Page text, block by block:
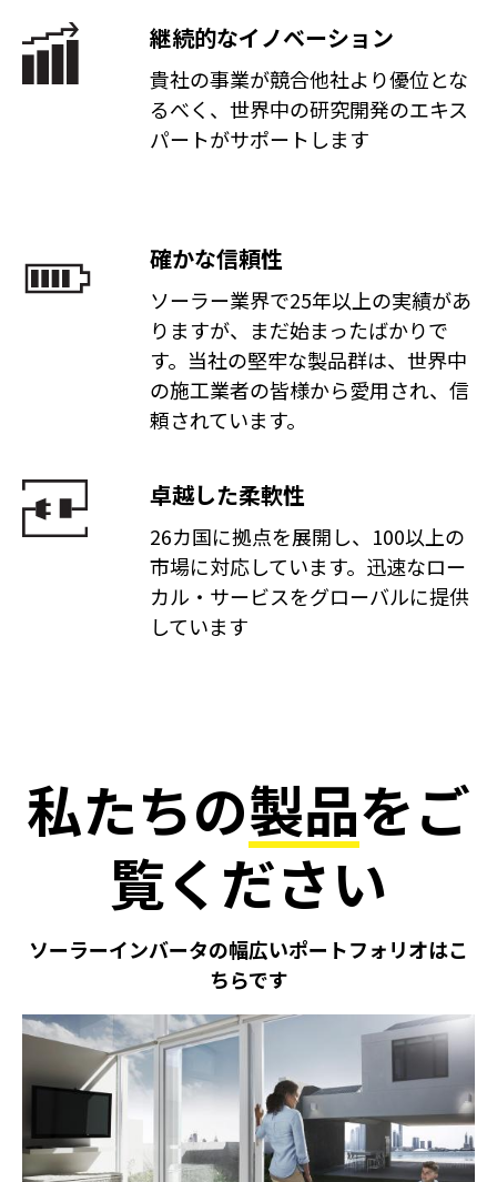
継続的なイノベーション
貴社の事業が競合他社より優位とな
るべく、世界中の研究開発のエキス
パートがサポートします
確かな信頼性
ソーラー業界で25年以上の実績があ
りますが、まだ始まったばかりで
す。当社の堅牢な製品群は、世界中
の施工業者の皆様から愛用され、信
頼されています。
卓越した柔軟性
26カ国に拠点を展開し、100以上の
市場に対応しています。迅速なロー
カル・サービスをグローバルに提供
しています
私たちの製品をご
覧ください
ソーラーインバータの幅広いポートフォリオはこ
ちらです